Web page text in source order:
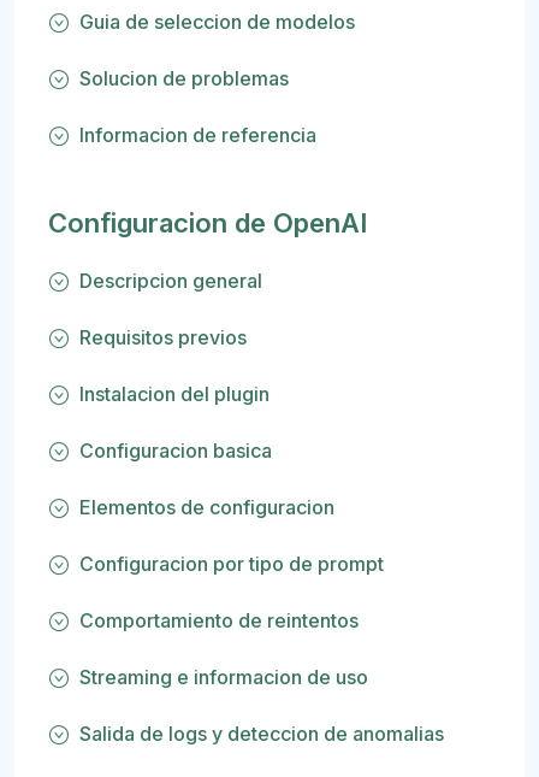
Guia de seleccion de modelos
Solucion de problemas
Informacion de referencia
Configuracion de OpenAI
Descripcion general
Requisitos previos
Instalacion del plugin
Configuracion basica
Elementos de configuracion
Configuracion por tipo de prompt
Comportamiento de reintentos
Streaming e informacion de uso
Salida de logs y deteccion de anomalias